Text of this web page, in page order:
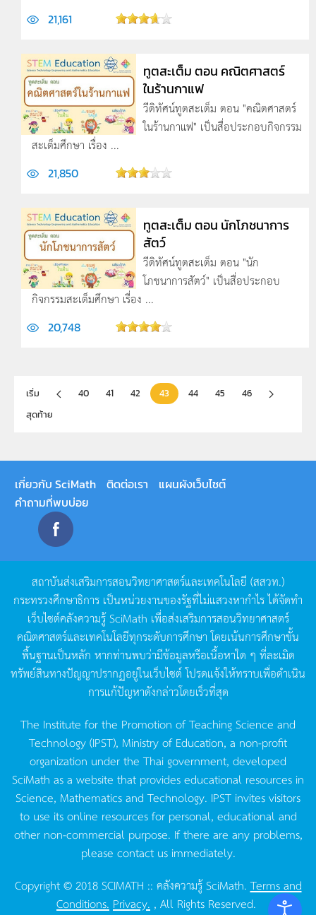
21,161
ทูตสะเต็ม ตอน คณิตศาสตร์
ในร้านกาแฟ
วีดิทัศน์ทูตสะเต็ม ตอน "คณิตศาสตร์
ในร้านกาแฟ" เป็นสื่อประกอบกิจกรรม
สะเต็มศึกษา เรื่อง ...
21,850
ทูตสะเต็ม ตอน นักโภชนาการ
สัตว์
วีดิทัศน์ทูตสะเต็ม ตอน "นัก
โภชนาการสัตว์" เป็นสื่อประกอบ
กิจกรรมสะเต็มศึกษา เรื่อง ...
20,748
เริ่ม 40 41 42 43 44 45
46
สุดท้าย
เกี่ยวกับ SciMath ติดต่อเรา
แผนผังเว็บไซต์
คำถามที่พบบ่อย
สถาบันส่งเสริมการสอนวิทยาศาสตร์และเทคโนโลยี (สสวท.)
กระทรวงศึกษาธิการ เป็นหน่วยงานของรัฐที่ไม่แสวงหากำไรได้จัดทำ
เว็บไซต์คลังความรู้SciMath เพื่อส่งเสริมการสอนวิทยาศาสตร์
คณิตศาสตร์และเทคโนโลยีทุกระดับการศึกษา โดยเน้นการศึกษาขั้น
พื้นฐานเป็นหลัก หากท่านพบว่ามีข้อมูลหรือเนื้อหาใด ๆ ที่ละเมิด
ทรัพย์สินทางปัญญาปรากฏอยู่ในเว็บไซต์โปรดแจ้งให้ทราบเพื่อดำเนิน
การแก้ปัญหาดังกล่าวโดยเร็วที่สุด
The Institute for the Promotion of Teaching Science and
Technology (IPST), Ministry of Education, a non-profit
organization under the Thai government, developed
SciMath as a website that provides educational resources in
Science, Mathematics and Technology. IPST invites visitors
to use its online resources for personal, educational and
other non-commercial purpose. If there are any problems,
please contact us immediately.
Copyright © 2018 SCIMATH :: คลังความรู้ SciMath.Terms and
Conditions. Privacy. , All Rights Reserved.